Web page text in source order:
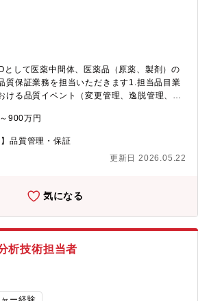
として医薬中間体、医薬品（原薬、製剤）の
質保証業務を担当いただきます1.担当品目業
る品質イベント（変更管理、逸脱管理、
協議および指示 ・顧客である国内外の製薬メ
ーカーとの品質イベントに関する会議（web
報告など2.原薬（API）のGMP生産における
のGMP生産における品質保証業務4.顧客との
原料供給元監査、委託先監査への対応
900万円
】品質管理・保証
更新日 2026.05.22
気になる
析技術担当者